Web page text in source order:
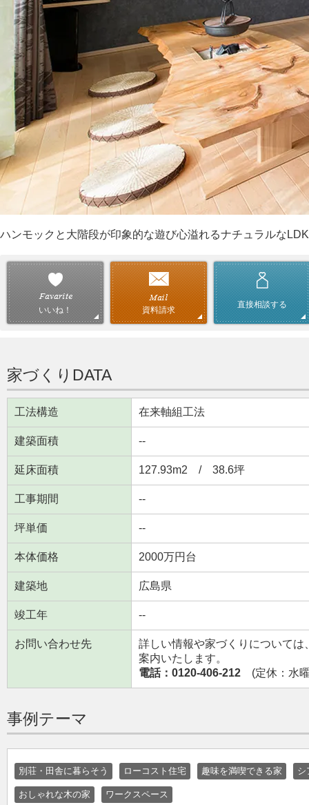
ハンモックと大階段が印象的な遊び心溢れるナチュラルなLDK
いいね！ 資料請求
直接相談する
家づくりDATA
工法構造 在来軸組工法
建築面積 --
延床面積 127.93m2 / 38.6坪
工事期間 --
坪単価 --
本体価格 2000万円台
建築地 広島県
竣工年 --
お問い合わせ先
詳しい情報や家づくりについて
案内いたします。
電話：0120-406-212 (定休：水
事例テーマ
別荘・田舎に暮らそう ローコスト住宅 趣味を満喫できる家 シ
おしゃれな木の家 ワークスペース